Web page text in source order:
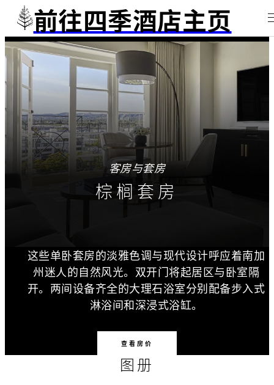
前往四季酒店主页
客房与套房
棕榈套房
这些单卧套房的淡雅色调与现代设计呼应着南加
州迷人的自然风光。双开门将起居区与卧室隔
开。两间设备齐全的大理石浴室分别配备步入式
淋浴间和深浸式浴缸。
查看房价
图册